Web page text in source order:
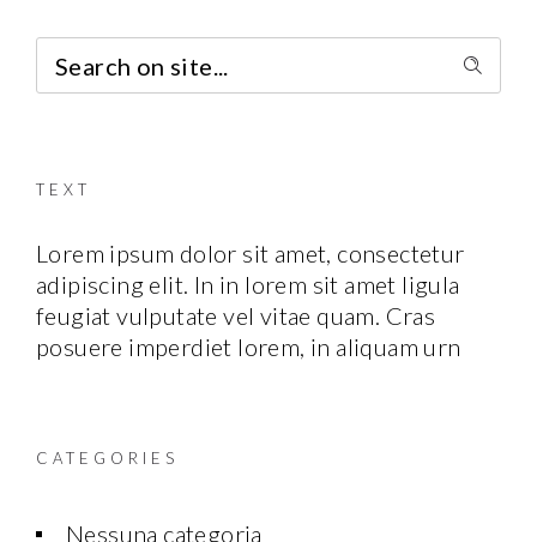
TEXT
Lorem ipsum dolor sit amet, consectetur
adipiscing elit. In in lorem sit amet ligula
feugiat vulputate vel vitae quam. Cras
posuere imperdiet lorem, in aliquam urn
CATEGORIES
Nessuna categoria